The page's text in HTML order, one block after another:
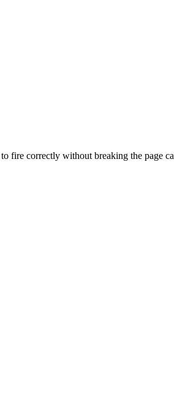
correctly without breaking the page